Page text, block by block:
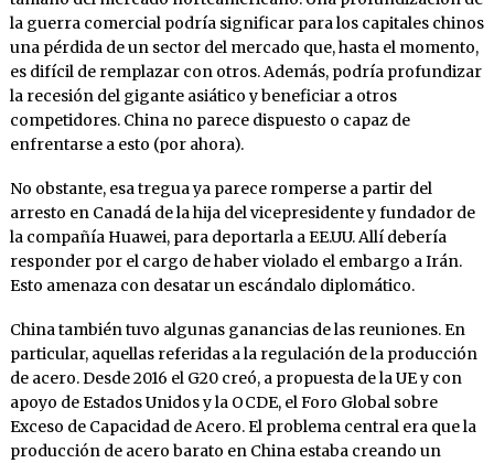
la guerra comercial podría significar para los capitales chinos
una pérdida de un sector del mercado que, hasta el momento,
es difícil de remplazar con otros. Además, podría profundizar
la recesión del gigante asiático y beneficiar a otros
competidores. China no parece dispuesto o capaz de
enfrentarse a esto (por ahora).
No obstante, esa tregua ya parece romperse a partir del
arresto en Canadá de la hija del vicepresidente y fundador de
la compañía Huawei, para deportarla a EE.UU. Allí debería
responder por el cargo de haber violado el embargo a Irán.
Esto amenaza con desatar un escándalo diplomático.
China también tuvo algunas ganancias de las reuniones. En
particular, aquellas referidas a la regulación de la producción
de acero. Desde 2016 el G20 creó, a propuesta de la UE y con
apoyo de Estados Unidos y la OCDE, el Foro Global sobre
Exceso de Capacidad de Acero. El problema central era que la
producción de acero barato en China estaba creando un